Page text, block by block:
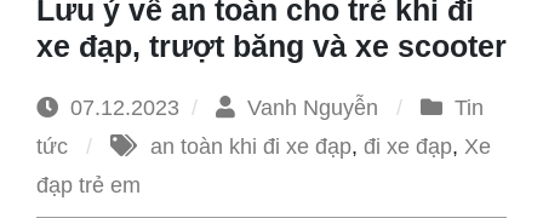
Lưu ý về an toàn cho trẻ khi đi
xe đạp, trượt băng và xe scooter
07.12.2023 Vanh Nguyễn
Tin
tức
an toàn khi đi xe đạp, đi xe đạp, Xe
đạp trẻ em